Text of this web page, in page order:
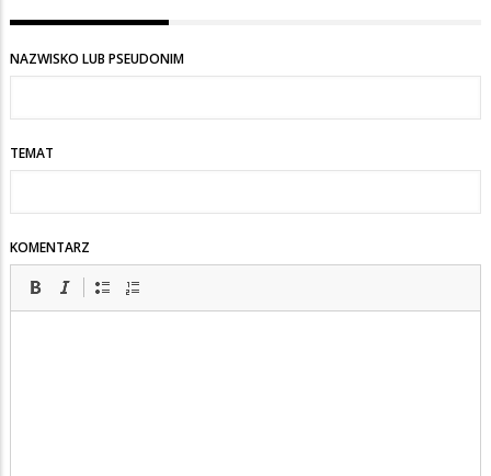
NAZWISKO LUB PSEUDONIM
TEMAT
KOMENTARZ